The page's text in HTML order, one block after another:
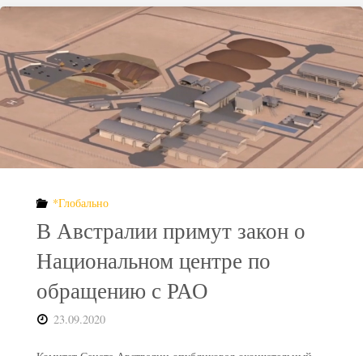
себе
после
переработки
ОЯТ"
*Глобально
В Австралии примут закон о
Национальном центре по
обращению с РАО
23.09.2020